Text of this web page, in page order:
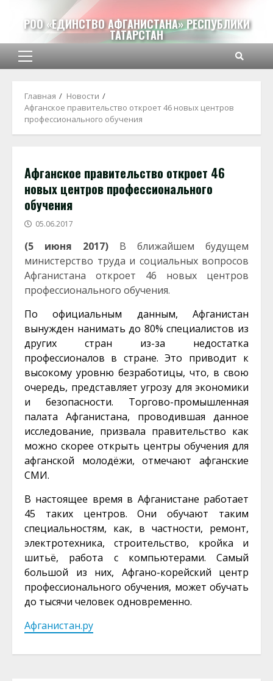
содержимому
РОО «ЕДИНСТВО АФГАНИСТАНА» РЕСПУБЛИКИ
ТАТАРСТАН
Основное
Главная
Новости
Афганское правительство откроет 46 новых центров
профессионального обучения
Афганское правительство откроет 46
новых центров профессионального
обучения
05.06.2017
(5 июня 2017) В ближайшем будущем
министерство труда и социальных вопросов
Афганистана откроет 46 новых центров
профессионального обучения.
По официальным данным, Афганистан
вынужден нанимать до 80% специалистов из
других стран из-за недостатка
профессионалов в стране. Это приводит к
высокому уровню безработицы, что, в свою
очередь, представляет угрозу для экономики
и безопасности. Торгово-промышленная
палата Афганистана, проводившая данное
исследование, призвала правительство как
можно скорее открыть центры обучения для
афганской молодёжи, отмечают афганские
СМИ.
В настоящее время в Афганистане работает
45 таких центров. Они обучают таким
специальностям, как, в частности, ремонт,
электротехника, строительство, кройка и
шитьё, работа с компьютерами. Самый
большой из них, Афгано-корейский центр
профессионального обучения, может обучать
до тысячи человек одновременно.
Афганистан.ру